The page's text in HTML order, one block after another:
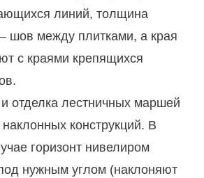
линий, толщина
шов между плитками, а края
с краями крепящихся
отделка лестничных маршей
наклонных конструкций. В
горизонт нивелиром
нужным углом (наклоняют